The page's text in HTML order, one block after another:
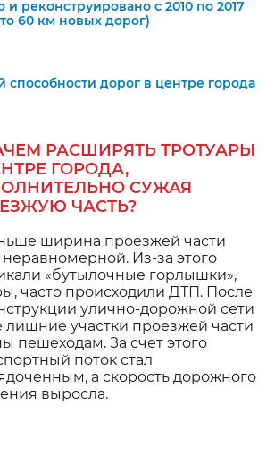
и реконструировано с 2010 по 2017
60 км новых дорог)
способности дорог в центре города
РАСШИРЯТЬ ТРОТУАРЫ
ГОРОДА,
СУЖАЯ
ЧАСТЬ?
ширина проезжей части
Из-за этого
«бутылочные горлышки»,
часто происходили ДТП. После
улично-дорожной сети
лишние участки проезжей части
пешеходам. За счет этого
поток стал
а скорость дорожного
выросла.